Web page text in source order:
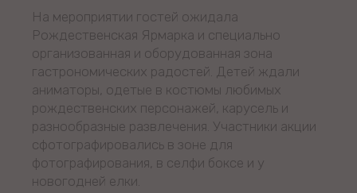
На мероприятии гостей ожидала
Рождественская Ярмарка и специально
организованная и оборудованная зона
гастрономических радостей. Детей ждали
аниматоры, одетые в костюмы любимых
рождественских персонажей, карусель и
разнообразные развлечения. Участники акции
сфотографировались в зоне для
фотографирования, в селфи боксе и у
новогодней елки.